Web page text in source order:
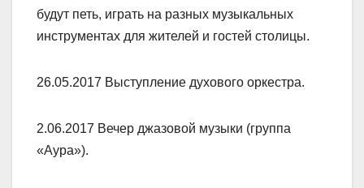
будут петь, играть на разных музыкальных
инструментах для жителей и гостей столицы.
26.05.2017 Выступление духового оркестра.
2.06.2017 Вечер джазовой музыки (группа
«Аура»).